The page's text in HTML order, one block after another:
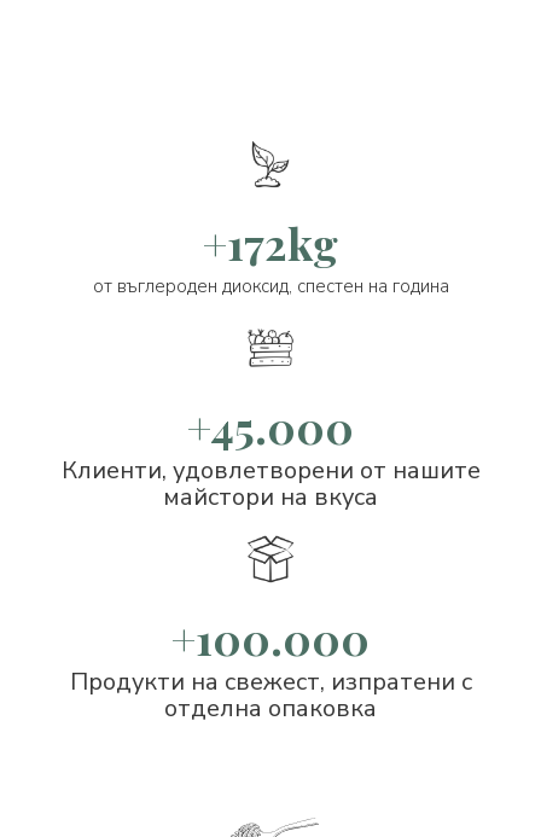
+172kg
от въглероден диоксид, спестен на година
+45.000
Клиенти, удовлетворени от нашите
майстори на вкуса
+100.000
Продукти на свежест, изпратени с
отделна опаковка